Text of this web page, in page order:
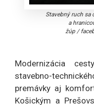
Stavebný ruch sa
a
žúp/
Modernizácia
stavebno-
premávky aj
Košickým a